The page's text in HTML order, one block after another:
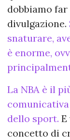
dobbiamo
divulgazione.
snaturare,
è enorme,
La NBA è il
dello sport.
concetto di